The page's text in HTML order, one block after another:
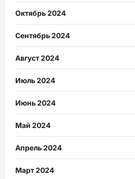
Октябрь 2024
Сентябрь 2024
Август 2024
Июль 2024
Июнь 2024
Май 2024
Апрель 2024
Март 2024